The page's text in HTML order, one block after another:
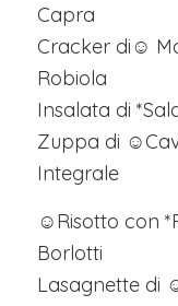
Capra
Cracker di☺
Robiola
Insalata di
Zuppa di
Integrale
☺Risotto con
Borlotti
Lasagnette di